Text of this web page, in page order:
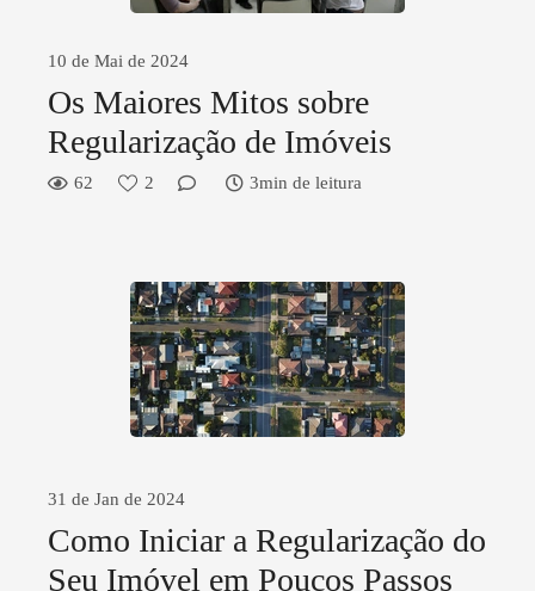
10 de Mai de 2024
Os Maiores Mitos sobre
Regularização de Imóveis
62 2 3min de leitura
31 de Jan de 2024
Como Iniciar a Regularização do
Seu Imóvel em Poucos Passos